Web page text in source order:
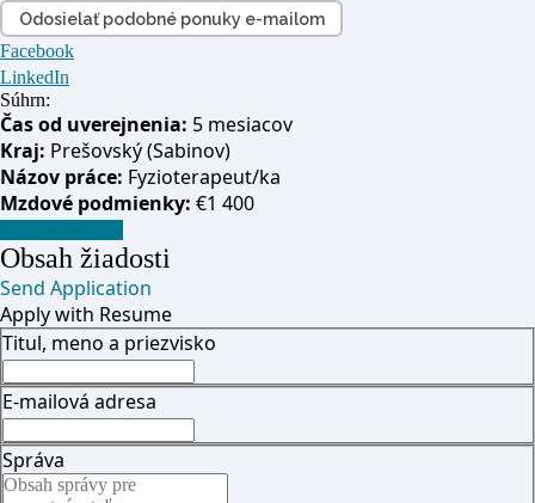
Odosielať podobné ponuky e-mailom
Facebook
LinkedIn
Súhrn:
Čas od uverejnenia: 5 mesiacov
Kraj: Prešovský (Sabinov)
Názov práce: Fyzioterapeut/ka
Mzdové podmienky: €1 400
Obsah žiadosti
Send Application
Apply with Resume
Titul, meno a priezvisko
E-mailová adresa
Správa